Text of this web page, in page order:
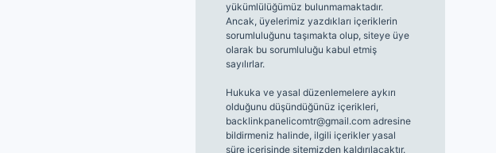
yükümlülüğümüz bulunmamaktadır.
Ancak, üyelerimiz yazdıkları içeriklerin
sorumluluğunu taşımakta olup, siteye üye
olarak bu sorumluluğu kabul etmiş
sayılırlar.
Hukuka ve yasal düzenlemelere aykırı
olduğunu düşündüğünüz içerikleri,
backlinkpanelicomtr@gmail.comadresine
bildirmeniz halinde, ilgili içerikler yasal
süre içerisinde sitemizden kaldırılacaktır.